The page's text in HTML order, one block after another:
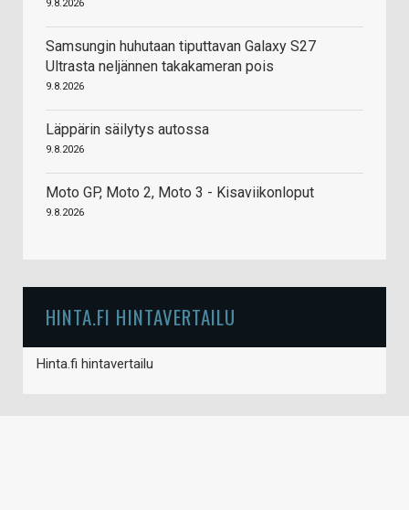
9.8.2026
Samsungin huhutaan tiputtavan Galaxy S27
Ultrasta neljännen takakameran pois
9.8.2026
Läppärin säilytys autossa
9.8.2026
Moto GP, Moto 2, Moto 3 - Kisaviikonloput
9.8.2026
HINTA.FI HINTAVERTAILU
Hinta.fi hintavertailu